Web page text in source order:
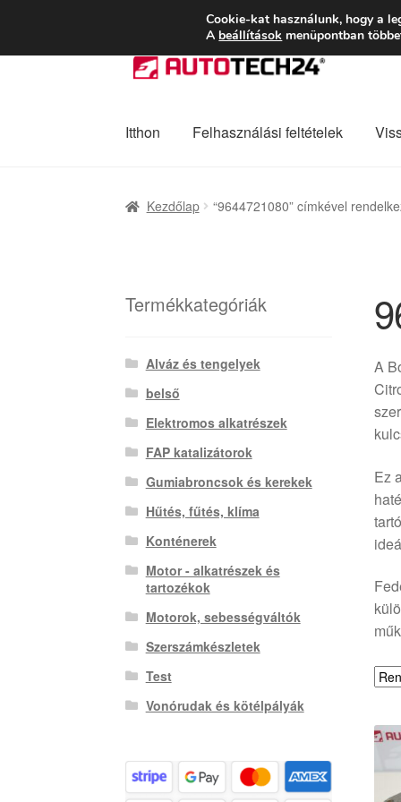
SZÁLLÍTÁS
Ugrás
a
Kilépés
a
Itthon
Felhasználási feltételek
Kezdőlap “9644721080” címkével
A
Ez
Termékkategóriák
Alváz és tengelyek
belső
Elektromos alkatrészek
FAP katalizátorok
Gumiabroncsok és kerekek
Hűtés, fűtés, klíma
Konténerek
Motor - alkatrészek és
tartozékok
Motorok, sebességváltók
Szerszámkészletek
Test
Vonórudak és kötélpályák
Cookie-kat használunk, hogy a
A beállítások menüpontban